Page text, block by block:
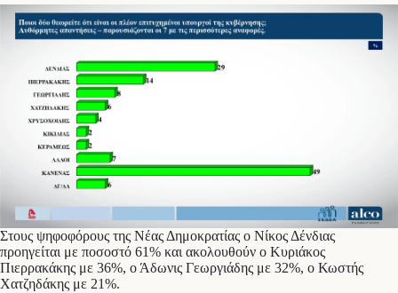
Στους ψηφοφόρους της Νέας Δημοκρατίας ο Νίκος Δένδιας
προηγείται με ποσοστό 61% και ακολουθούν ο Κυριάκος
Πιερρακάκης με 36%, ο Άδωνις Γεωργιάδης με 32%, ο Κωστής
Χατζηδάκης με 21%.